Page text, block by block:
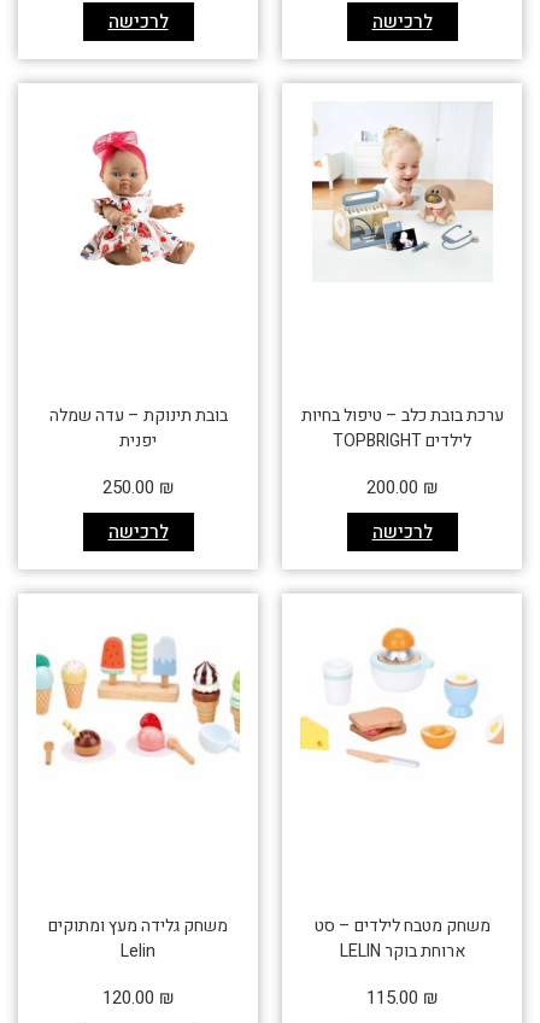
לרכישה לרכישה
ערכת בובת כלב – טיפול בחיות
לילדים TOPBRIGHT
לרכישה
200.00 ₪
בובת תינוקת – עדה שמלה
יפנית
לרכישה
250.00 ₪
משחק מטבח לילדים – סט
ארוחת בוקר LELIN
115.00 ₪
משחק גלידה מעץ ומתוקים
Lelin
120.00 ₪